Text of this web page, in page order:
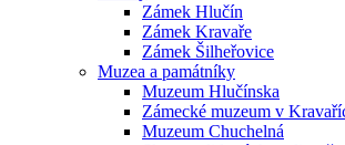
Zámek Hlučín
Zámek Kravaře
Zámek Šilheřovice
Muzea a památníky
Muzeum Hlučínska
Zámecké muzeum v
Muzeum Chuchelná